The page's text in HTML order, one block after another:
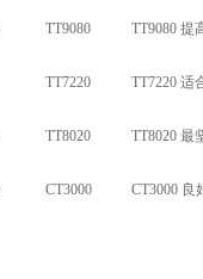
TT9080 TT9080 提
TT7220 TT7220 适
TT8020 TT8020 最
CT3000 CT3000